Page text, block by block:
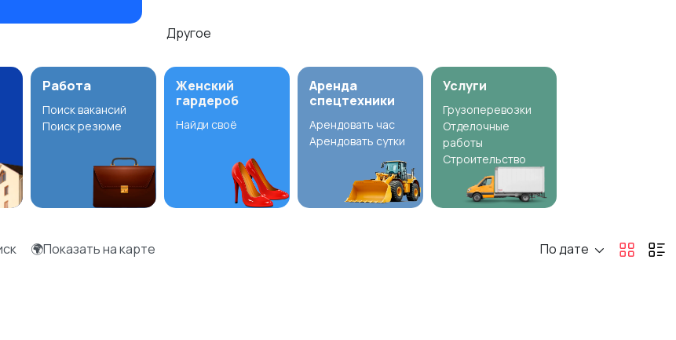
Другое
Работа
Поиск вакансий
Поиск резюме
Женский
гардероб
Найди своё
Аренда
спецтехники
Арендовать час
Арендовать сутки
Услуги
Грузоперевозки
Отделочные
работы
Строительство
🌍Показать на карте По дате